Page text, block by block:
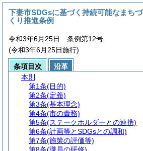
下妻市SDGsに基づく持続可能なまちづ
くり推進条例
令和3年6月25日 条例第12号
(令和3年6月25日施行)
条項目次
沿革
本則
第1条(目的)
第2条(定義)
第3条(基本理念)
第4条(市の責務)
第5条(ステークホルダーとの連携)
第6条(計画等とSDGsとの調和)
第7条(施策の評価等)